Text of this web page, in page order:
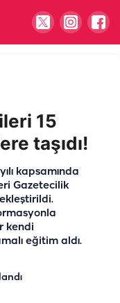
15
taşıdı!
kapsamında
Gazetecilik
kendi
eğitim aldı.
kadro